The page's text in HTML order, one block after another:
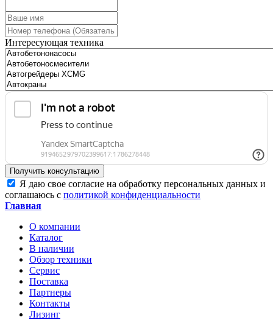
Интересующая техника
Получить консультацию
Я даю свое согласие на обработку персональных данных и
соглашаюсь с политикой конфиденциальности
Главная
О компании
Каталог
В наличии
Обзор техники
Сервис
Поставка
Партнеры
Контакты
Лизинг